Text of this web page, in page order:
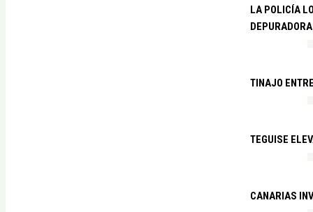
LA POLICÍA
TINAJO
TEGUISE
CANARIAS